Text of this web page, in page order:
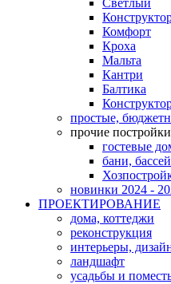
Светлый
Комфорт
Кроха
Мальта
Кантри
Балтика
простые,
прочие постройки
гостевые
бани,
новинки 2024 -
ПРОЕКТИРОВАНИЕ
дома, коттеджи
реконструкция
интерьеры,
ландшафт
усадьбы и